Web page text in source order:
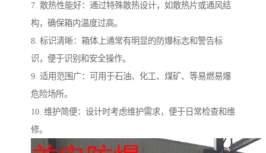
7. 散热性能好：通过特殊散热设计，如散热片或通风结
构，确保箱内温度过高。
8. 标识清晰：箱体上通常有明显的防爆标志和警告标
识，便于识别和安全操作。
9. 适用范围广：可用于石油、化工、煤矿、等易燃易爆
危险场所。
10. 维护简便：设计时考虑维护需求，便于日常检查和维
修。